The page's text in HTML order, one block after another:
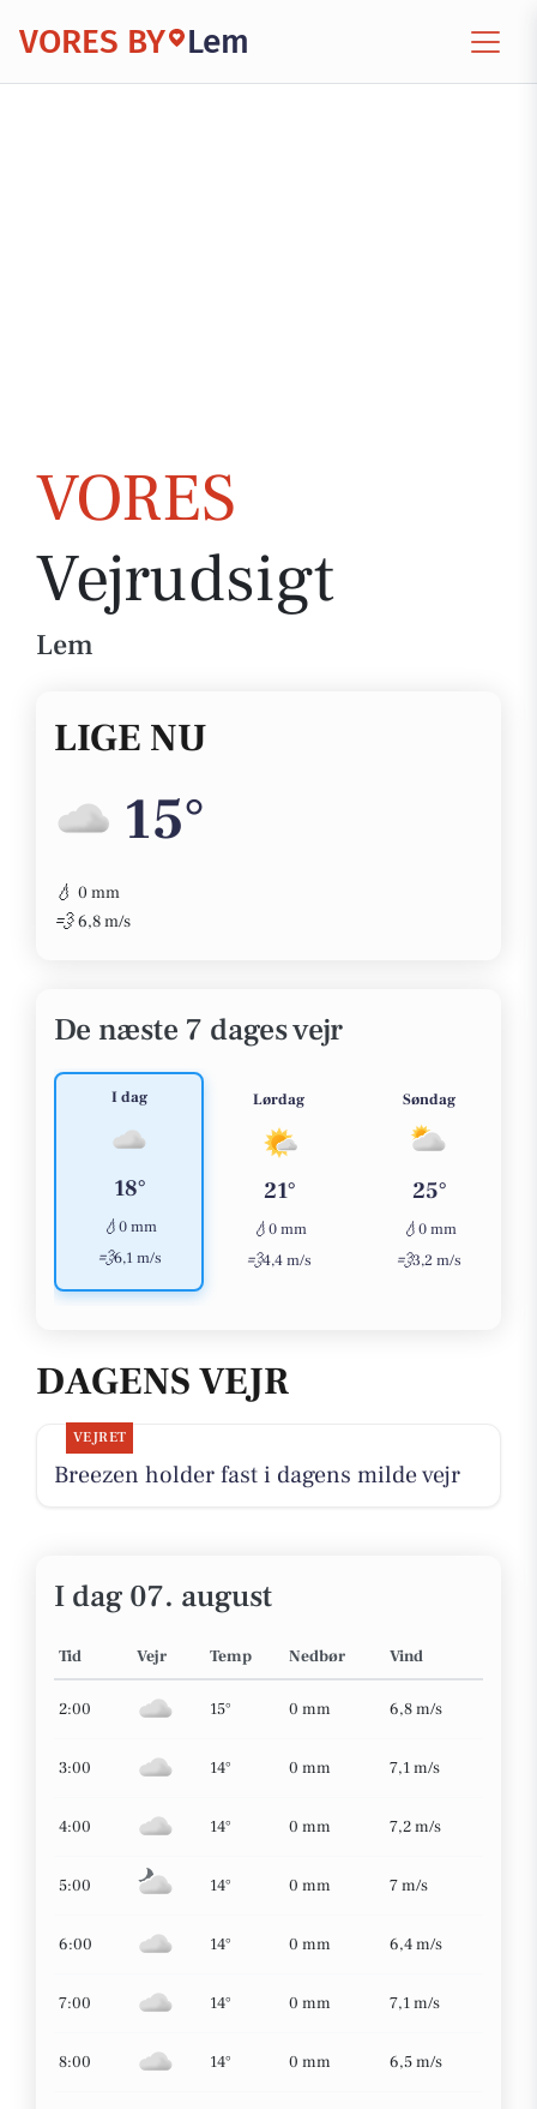
VORES BY Lem
VORES
Vejrudsigt
Lem
LIGE NU
15°
💧 0 mm
💨 6,8 m/s
De næste 7 dages vejr
I dag
18°
💧0 mm
💨6,1 m/s
Lørdag
21°
💧0 mm
💨4,4 m/s
Søndag
25°
💧0 mm
💨3,2 m/s
DAGENS VEJR
VEJRET
Breezen holder fast i dagens milde vejr
I dag 07. august
Tid Vejr Temp Nedbør Vind
2:00 15° 0 mm 6,8 m/s
3:00 14° 0 mm 7,1 m/s
4:00 14° 0 mm 7,2 m/s
5:00 14° 0 mm 7 m/s
6:00 14° 0 mm 6,4 m/s
7:00 14° 0 mm 7,1 m/s
8:00 14° 0 mm 6,5 m/s